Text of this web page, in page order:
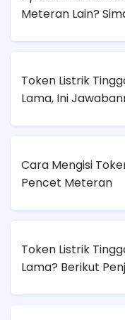
Meteran Lain?
Token Listrik
Lama, Ini
Cara Mengisi
Pencet Meteran
Token Listrik
Lama? Berikut